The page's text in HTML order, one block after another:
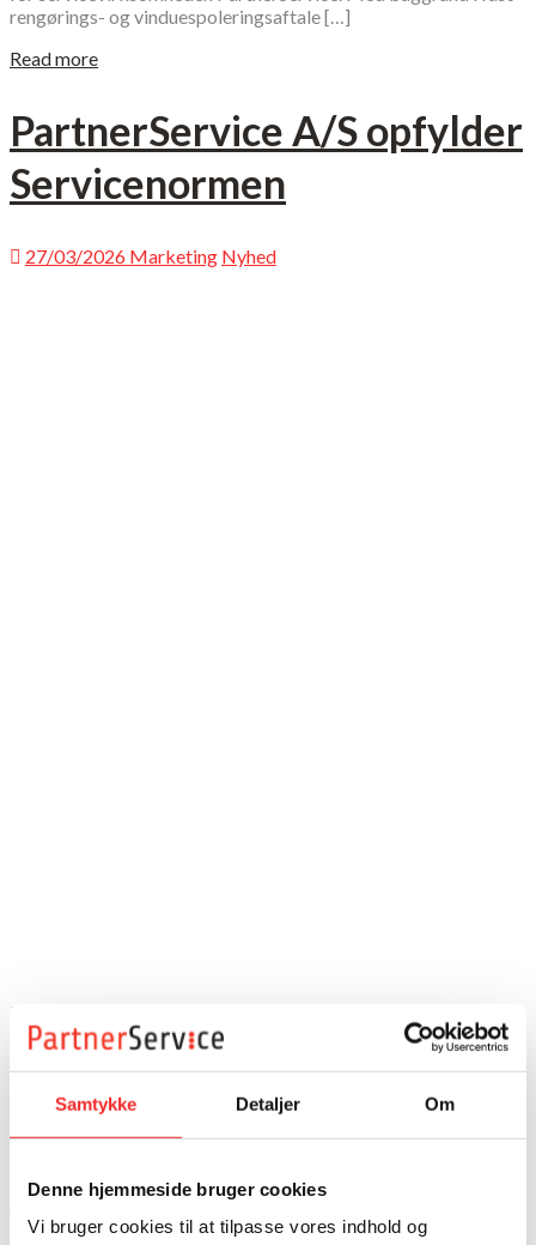
Samtykke Detaljer Om
Denne hjemmeside bruger cookies
Vi bruger cookies til at tilpasse vores indhold og
rengørings- og vinduespoleringsaftale […]
Read more
PartnerService A/S opfylder
Servicenormen
27/03/2026 Marketing Nyhed
Dette betyder, at Servicenormen garanterer: Ordnede
personaleforholdPartnerService A/S har en overenskomst,
samt en skriftlig personalepolitik, der som indeholder
retningslinjer for […]
PartnerService har vundet